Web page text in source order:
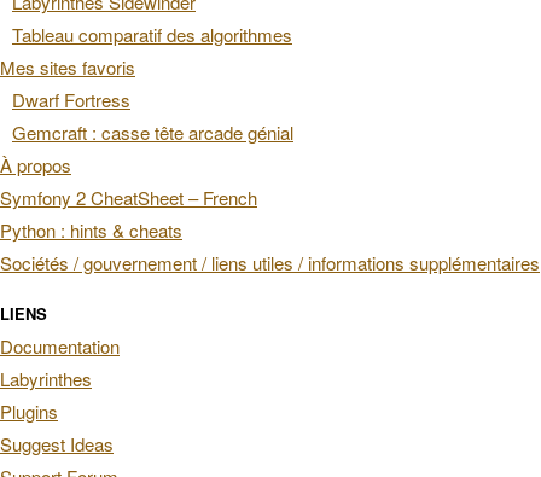
Tableau comparatif des algorithmes
Mes sites favoris
Dwarf Fortress
Gemcraft : casse tête arcade génial
À propos
Symfony 2 CheatSheet – French
Python : hints & cheats
Sociétés / gouvernement / liens utiles / informations supplémentaires
LIENS
Documentation
Labyrinthes
Plugins
Suggest Ideas